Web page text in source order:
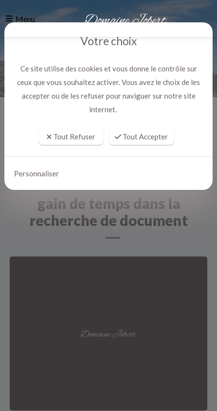
Menu
gain de temps dans la
recherche de document
Votre choix
Ce site utilise des cookies et vous donne le contrôle sur
ceux que vous souhaitez activer. Vous avez le choix de les
accepter ou de les refuser pour naviguer sur notre site
internet.
Tout Refuser Tout Accepter
Personnaliser